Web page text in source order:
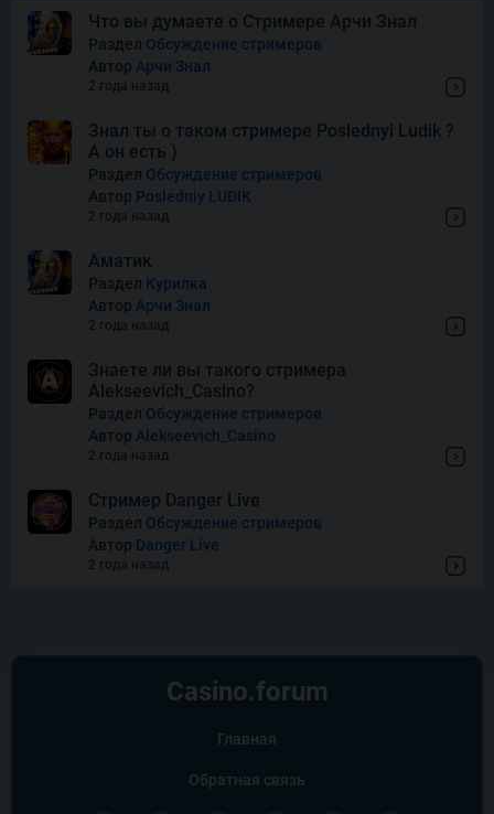
Snake’s Gold Dream Drop
Squish
Thor of Asgard
Wishes
Что вы думаете о Стримере Арчи Знал
Раздел Обсуждение стримеров
Автор Арчи Знал
2 года назад
Знал ты о таком стримере Poslednyi Ludik ?
А он есть )
Раздел Обсуждение стримеров
Автор Posledniy LUDIK
2 года назад
Аматик
Раздел Курилка
Автор Арчи Знал
2 года назад
Знаете ли вы такого стримера
Alekseevich_Casino?
Раздел Обсуждение стримеров
Автор Alekseevich_Casino
2 года назад
Стример Danger Live
Раздел Обсуждение стримеров
Автор Danger Live
2 года назад
Casino.forum
Главная
Обратная связь